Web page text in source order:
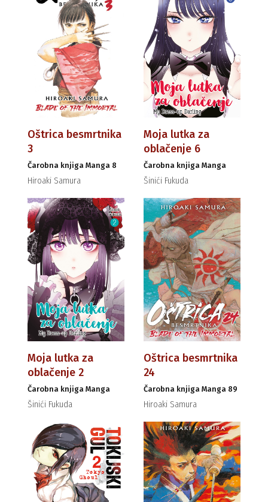
Oštrica besmrtnika
3
Čarobna knjiga Manga 8
Hiroaki Samura
Moja lutka za
oblačenje 6
Čarobna knjiga Manga
Šinići Fukuda
Moja lutka za
oblačenje 2
Čarobna knjiga Manga
Šinići Fukuda
Oštrica besmrtnika
24
Čarobna knjiga Manga 89
Hiroaki Samura